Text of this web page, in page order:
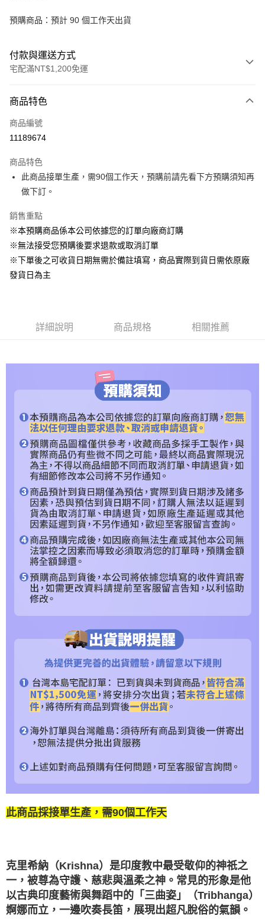
預購商品：預計 90 個工作天出貨
付款與運送方式
宅配滿NT$1,200免運
信用卡一次付款
信用卡分期付款
玉山商業銀行
6 期 0 利率 每期
LINE Pay
Apple Pay
悠遊付
Google Pay
ATM付款
預購專用-宅配
預購專用-離島
商品特色
商品編號
11189674
商品特色
此商品接單生產，需90個工作天，預購前請先看下方預購須知再
做下訂。
銷售重點
※本預購商品係本公司依據您的訂單向廠商訂購
※無法接受您預購後要求退款或取消訂單
※下單後之可收貨日期無需於備註填寫，商品實際到貨日需依原廠
發貨日為主
詳細說明 商品規格 相關推薦
此商品採接單生產，需90個工作天
克里希納（Krishna）是印度教中最受敬仰的神祇之
一，被尊為守護、慈悲與溫柔之神。常見的形象是他
以古典印度藝術與舞蹈中的「三曲姿」（Tribhanga）
婀娜而立，一邊吹奏長笛，展現出超凡脫俗的氣韻。